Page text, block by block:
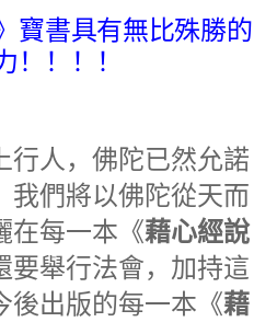
寶書具有無比殊勝的
！！！！
行人，佛陀已然允諾
我們將以佛陀從天而
在每一本《藉心經說
要舉行法會，加持這
後出版的每一本《藉